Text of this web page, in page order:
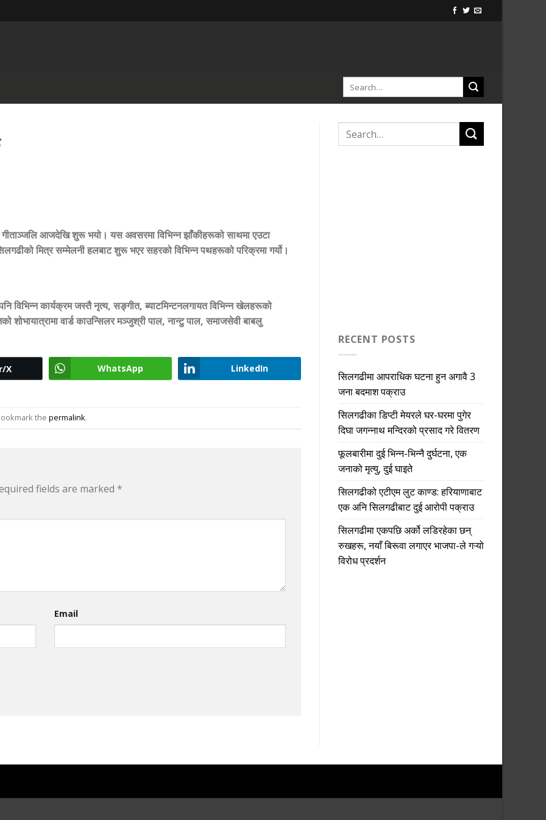
गीताञ्जलि आजदेखि शुरू भयो। यस अवसरमा विभिन्न झाँकीहरूको साथमा एउटा
मित्र सम्मेलनी हलबाट शुरू भएर सहरको विभिन्न पथहरूको परिक्रमा गर्यो।
विभिन्न कार्यक्रम जस्तै नृत्य, सङ्गीत, ब्याटमिन्टनलगायत विभिन्न खेलहरूको
वार्ड काउन्सिलर मञ्जुश्री पाल, नान्टु पाल, समाजसेवी बाबलु
X WhatsApp LinkedIn
the permalink.
fields are marked *
Email
RECENT POSTS
सिलगढीमा आपराधिक घटना हुन अगावै 3
जना बदमाश पक्राउ
सिलगढीका डिप्टी मेयरले घर-घरमा पुगेर
दिघा जगन्नाथ मन्दिरको प्रसाद गरे वितरण
फूलबारीमा दुई भिन्न-भिन्नै दुर्घटना, एक
जनाको मृत्यु, दुई घाइते
सिलगढीको एटीएम लुट काण्ड: हरियाणाबाट
एक अनि सिलगढीबाट दुई आरोपी पक्राउ
सिलगढीमा एकपछि अर्को लडिरहेका छन्
रुखहरू, नयाँ बिरूवा लगाएर भाजपा-ले गऱ्यो
विरोध प्रदर्शन